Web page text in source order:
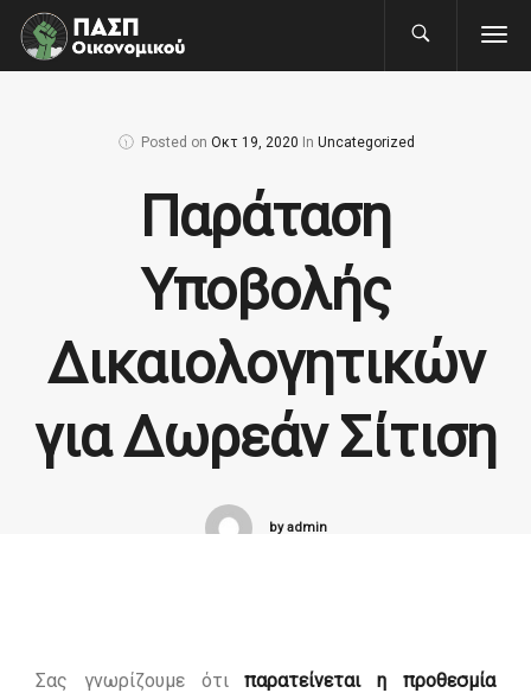
Posted on Οκτ 19, 2020 In Uncategorized
Παράταση
Υποβολής
Δικαιολογητικών
για Δωρεάν Σίτιση
by admin
Σας γνωρίζουμε ότιπαρατείνεται η προθεσμία